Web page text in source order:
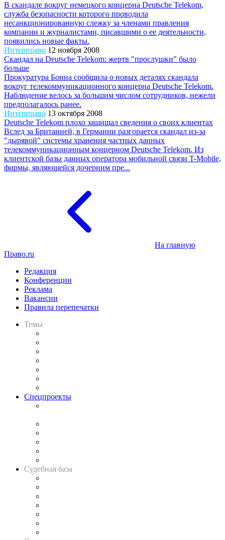
В скандале вокруг немецкого концерна Deutsche Telekom,
служба безопасности которого проводила
несанкционированную слежку за членами правления
компании и журналистами, писавшими о ее деятельности,
появились новые факты.
Интерправо 12 ноября 2008
Скандал на Deutsche Telekom: жертв "прослушки" было
больше
Прокуратура Бонна сообщила о новых деталях скандала
вокруг телекоммуникационного концерна Deutsche Telekom.
Наблюдение велось за большим числом сотрудников, нежели
предполагалось ранее.
Интерправо 13 октября 2008
Deutsche Telekom плохо защищал сведения о своих клиентах
Вслед за Британией, в Германии разгорается скандал из-за
"дырявой" системы хранения частных данных
телекоммуникационным концерном Deutsche Telekom. Из
клиентской базы данных оператора мобильной связи T-Mobile,
фирмы, являющейся дочерним пре...
На главную
Право.ru
Редакция
Конференции
Реклама
Вакансии
Правила перепечатки
Темы
Спецпроекты
Судебная база